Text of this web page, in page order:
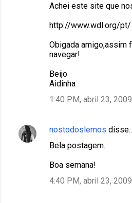
Achei este site que
http://www.wdl.org/pt/
Obigada amigo,assim
navegar!
Beijo
Aidinha
1:40 PM, abril 23, 2009
nostodoslemos
Bela postagem.
Boa semana!
4:40 PM, abril 23, 2009